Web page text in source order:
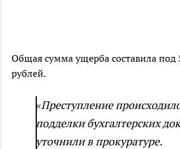
Общая сумма ущерба составила под
рублей.
«Преступление
подделки бухгалтерских
уточнили в прокуратуре.